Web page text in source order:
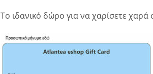
Το ιδανικό δώρο για να χαρίσετε